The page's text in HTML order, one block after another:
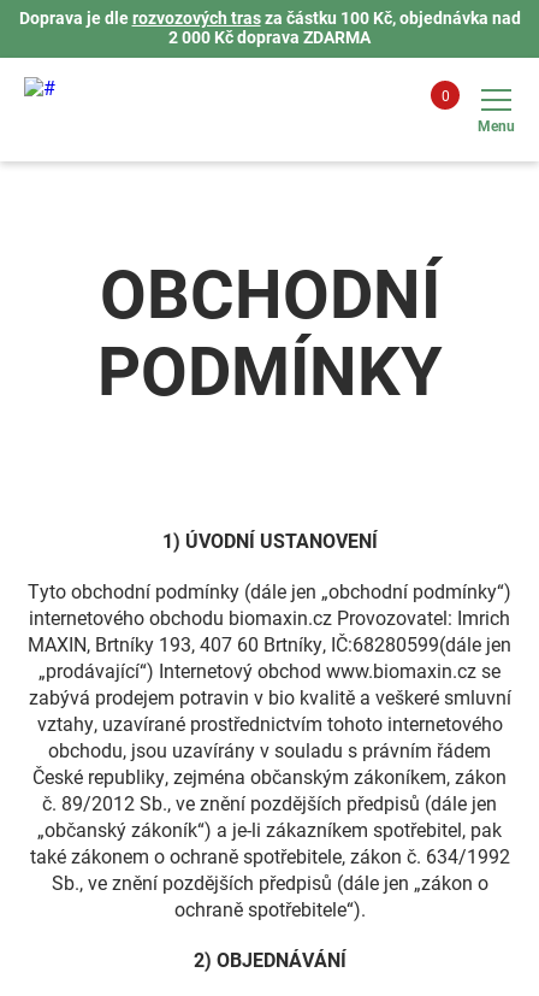
Doprava je dlerozvozových trasza částku 100 Kč, objednávka nad
2 000 Kč doprava ZDARMA
0
Menu
OBCHODNÍ
PODMÍNKY
1) ÚVODNÍ USTANOVENÍ
Tyto obchodní podmínky (dále jen „obchodní podmínky“)
internetového obchodu biomaxin.cz Provozovatel: Imrich
MAXIN, Brtníky 193, 407 60 Brtníky, IČ:68280599(dále jen
„prodávající“) Internetový obchod www.biomaxin.cz se
zabývá prodejem potravin v bio kvalitě a veškeré smluvní
vztahy, uzavírané prostřednictvím tohoto internetového
obchodu, jsou uzavírány v souladu s právním řádem
České republiky, zejména občanským zákoníkem, zákon
č. 89/2012 Sb., ve znění pozdějších předpisů (dále jen
„občanský zákoník“) a je-li zákazníkem spotřebitel, pak
také zákonem o ochraně spotřebitele, zákon č. 634/1992
Sb., ve znění pozdějších předpisů (dále jen „zákon o
ochraně spotřebitele“).
2) OBJEDNÁVÁNÍ